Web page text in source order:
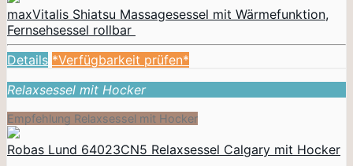
maxVitalis Shiatsu Massagesessel mit Wärmefunktion,
Fernsehsessel rollbar
Details *Verfügbarkeit prüfen*
Relaxsessel mit Hocker
Empfehlung Relaxsessel mit Hocker
Robas Lund 64023CN5 Relaxsessel Calgary mit Hocker